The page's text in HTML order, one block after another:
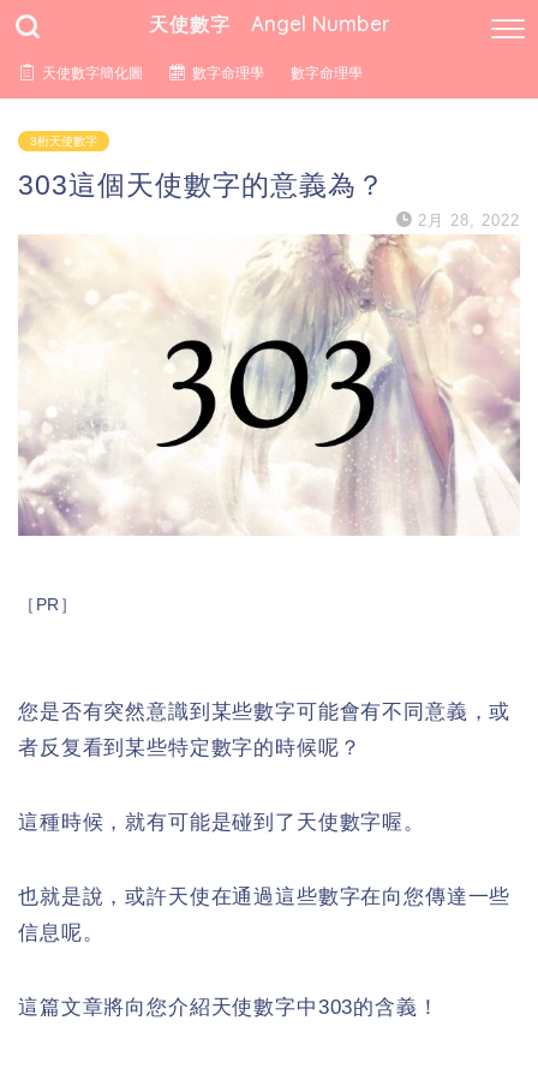
天使數字 Angel Number
天使數字簡化圖 數字命理學 數字命理學
3桁天使數字
303這個天使數字的意義為？
2月 28, 2022
［PR］
您是否有突然意識到某些數字可能會有不同意義，或
者反复看到某些特定數字的時候呢？
這種時候，就有可能是碰到了天使數字喔。
也就是說，或許天使在通過這些數字在向您傳達一些
信息呢。
這篇文章將向您介紹天使數字中303的含義！